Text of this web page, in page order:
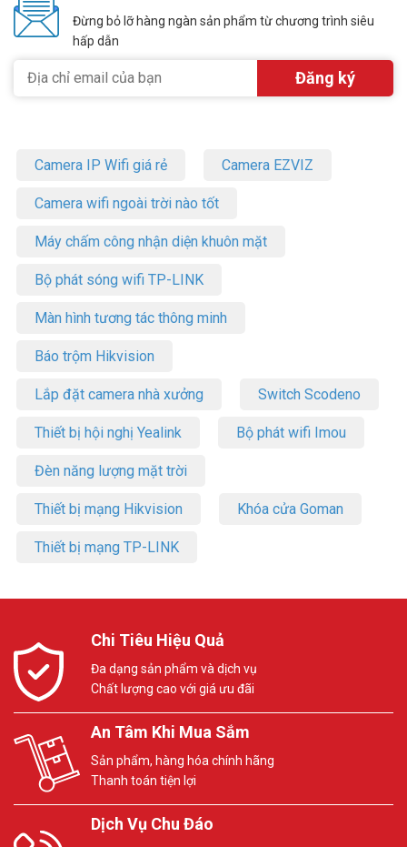
lòng liên hệ HOTLINE
khảo thêm hình ảnh tạiFacebook Vuhoangtelecomnhé!
Đừng bỏ lỡ hàng ngàn sản phẩm từ chương trình siêu
hấp dẫn
Camera IP Wifi giá rẻ Camera EZVIZ
Camera wifi ngoài trời nào tốt
Máy chấm công nhận diện khuôn mặt
Bộ phát sóng wifi TP-LINK
Màn hình tương tác thông minh
Báo trộm Hikvision
Lắp đặt camera nhà xưởng Switch Scodeno
Thiết bị hội nghị Yealink Bộ phát wifi Imou
Đèn năng lượng mặt trời
Thiết bị mạng Hikvision Khóa cửa Goman
Thiết bị mạng TP-LINK
Chi Tiêu Hiệu Quả
Đa dạng sản phẩm và dịch vụ
Chất lượng cao với giá ưu đãi
An Tâm Khi Mua Sắm
Sản phẩm, hàng hóa chính hãng
Thanh toán tiện lợi
Dịch Vụ Chu Đáo